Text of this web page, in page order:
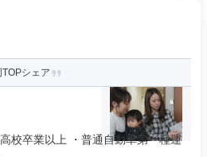
シェア
校卒業以上 ・普通自動車第一種運